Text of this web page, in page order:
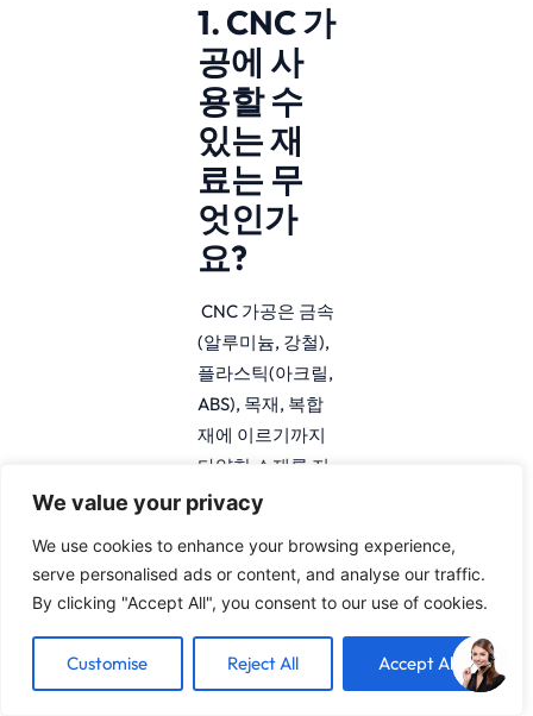
We value your privacy
We use cookies to enhance your browsing experience,
serve personalised ads or content, and analyse our traffic.
By clicking "Accept All", you consent to our use of cookies.
Customise Reject All Accept All
1. CNC 가
공에 사
용할 수
있는 재
료는 무
엇인가
요?
CNC 가공은 금속
(알루미늄, 강철),
플라스틱(아크릴,
ABS), 목재, 복합
재에 이르기까지
다양한 소재를 지
원합니다.
2. CNC
가공이
3D 프린
팅보다